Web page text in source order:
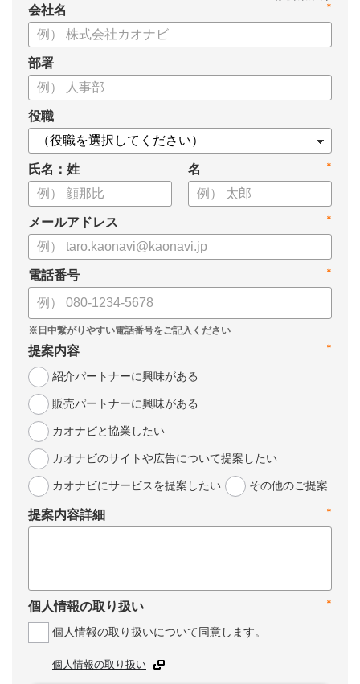
*
会社名
部署
役職
氏名：姓 *
名
*
メールアドレス
*
電話番号
*
提案内容
紹介パートナーに興味がある
販売パートナーに興味がある
カオナビと協業したい
カオナビのサイトや広告について提案したい
カオナビにサービスを提案したい
その他のご提案
*
提案内容詳細
*
個人情報の取り扱い
個人情報の取り扱いについて同意します。
個人情報の取り扱い